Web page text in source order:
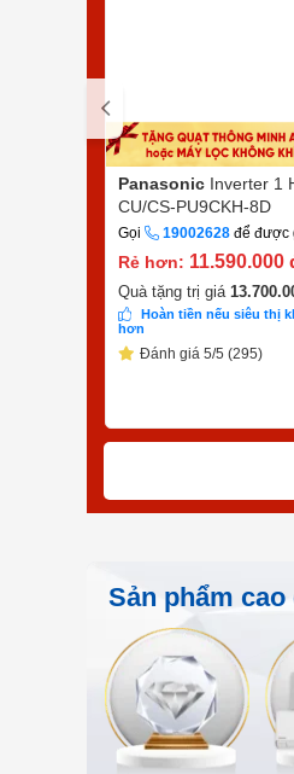
Panasonic Inverter 1
CU/CS-PU9CKH-8D
Gọi 19002628 để được
Rẻ hơn: 11.590.000
Quà tặng trị giá
Hoàn tiền nếu siêu thị
hơn
Đánh giá 5/5 (295)
Sản phẩm cao